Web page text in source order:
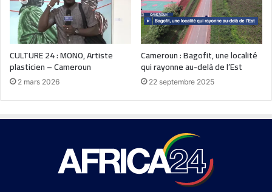
CULTURE 24 : MONO, Artiste
plasticien – Cameroun
2 mars 2026
Cameroun : Bagofit, une localité
qui rayonne au-delà de l’Est
22 septembre 2025